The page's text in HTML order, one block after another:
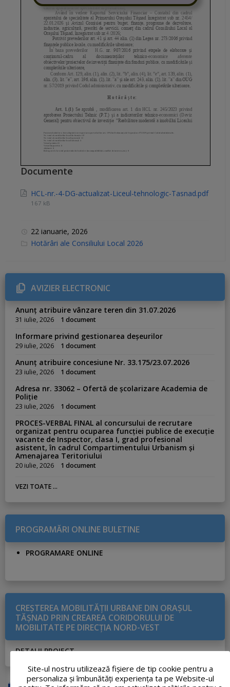
Documente
HCL-nr.-4-DG-actualizat-Liceul-tehnologic-Tasnad.pdf
167 kB
22 ianuarie, 2026
C
r
i
e
s
Hotărâri ale Consiliului Local 2026
AVIZIER ELECTRONIC
Anunț atribuire vânzare teren din 31.07.2026
31 iulie, 2026 1 document
Informare privind gestionarea deșeurilor
29 iulie, 2026 1 document
Anunț atribuire concesiune Nr. 33.175/23.07.2026
23 iulie, 2026 1 document
Adresa nr. 33062 – Ofertă de școlarizare Academia de
Poliție
23 iulie, 2026 1 document
PROCES-VERBAL FINAL al concursului de recrutare
organizat pentru ocuparea funcției publice de execuție
vacante de Inspector, clasa I, grad profesional
asistent, în cadrul Compartimentului Urbanism și
Amenajarea Teritoriului
20 iulie, 2026 1 document
VEZI TOATE ...
PROGRAMĂRI ONLINE BULETINE
PROGRAMARE ONLINE
CREŞTEREA MOBILITĂŢII URBANE DIN ORAŞUL
TĂŞNAD PRIN CREAREA CORIDORULUI DE
MOBILITATE PE DIRECŢIA NORD-VEST
DETALII PROIECT
Site-ul nostru utilizează fişiere de tip cookie pentru a
personaliza și îmbunătăți experiența ta pe Website-ul